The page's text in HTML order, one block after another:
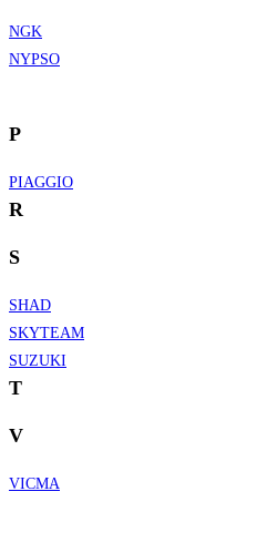
NGK
NYPSO
P
PIAGGIO
R
S
SHAD
SKYTEAM
SUZUKI
T
V
VICMA